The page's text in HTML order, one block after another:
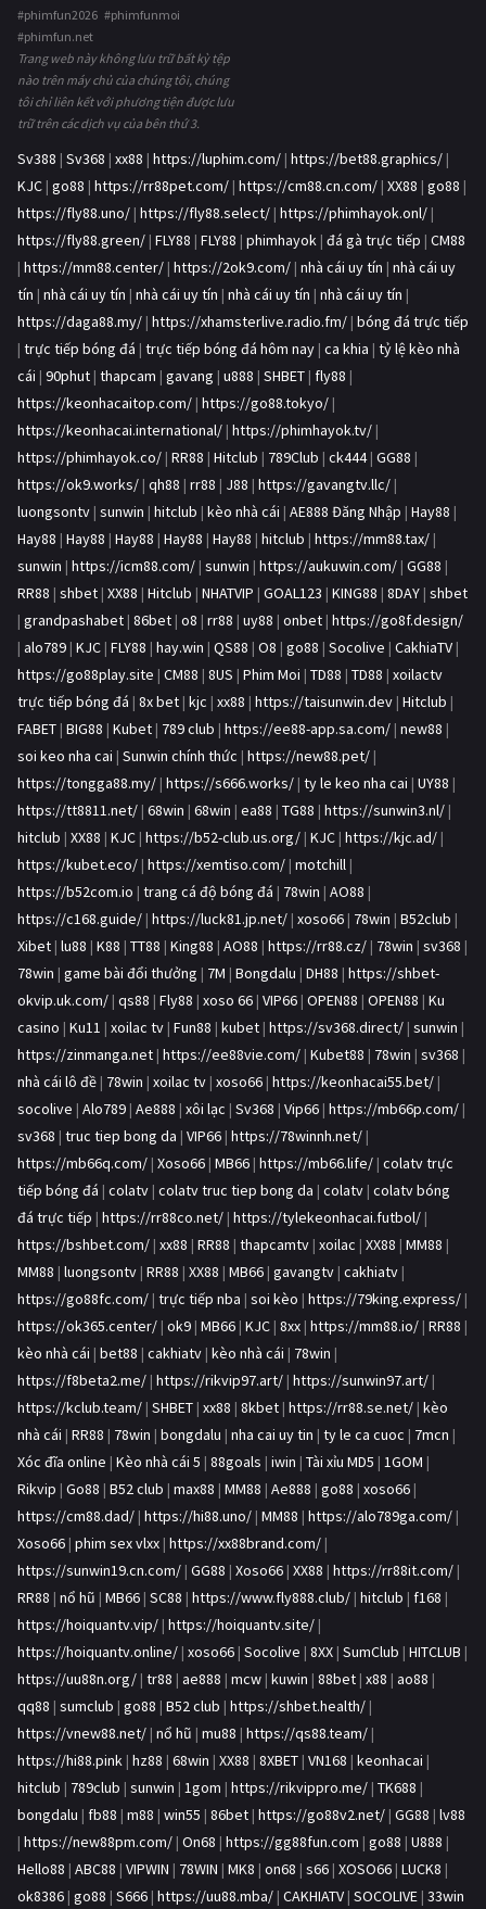
#phimfun2026 #phimfunmoi
#phimfun.net
Trang web này không lưu trữ bất kỳ tệp
nào trên máy chủ của chúng tôi, chúng
tôi chỉ liên kết với phương tiện được lưu
trữ trên các dịch vụ của bên thứ 3.
Sv388 | Sv368 | xx88 | https://luphim.com/ | https://bet88.graphics/ |
KJC | go88 | https://rr88pet.com/ | https://cm88.cn.com/ | XX88 | go88 |
https://fly88.uno/ | https://fly88.select/ | https://phimhayok.onl/ |
https://fly88.green/ | FLY88 | FLY88 | phimhayok | đá gà trực tiếp | CM88
| https://mm88.center/ | https://2ok9.com/ | nhà cái uy tín | nhà cái uy
tín | nhà cái uy tín | nhà cái uy tín | nhà cái uy tín | nhà cái uy tín |
https://daga88.my/ | https://xhamsterlive.radio.fm/ | bóng đá trực tiếp
| trực tiếp bóng đá | trực tiếp bóng đá hôm nay | ca khia | tỷ lệ kèo nhà
cái | 90phut | thapcam | gavang | u888 | SHBET | fly88 |
https://keonhacaitop.com/ | https://go88.tokyo/ |
https://keonhacai.international/ | https://phimhayok.tv/ |
https://phimhayok.co/ | RR88 | Hitclub | 789Club | ck444| GG88 |
https://ok9.works/ | qh88 | rr88 | J88 | https://gavangtv.llc/ |
luongsontv | sunwin | hitclub | kèo nhà cái | AE888 Đăng Nhập | Hay88 |
Hay88 | Hay88 | Hay88 | Hay88 | Hay88 | hitclub | https://mm88.tax/ |
sunwin | https://icm88.com/ | sunwin | https://aukuwin.com/ | GG88 |
RR88 | shbet | XX88 | Hitclub | NHATVIP | GOAL123 | KING88 | 8DAY | shbet
| grandpashabet | 86bet | o8 | rr88 | uy88 | onbet | https://go8f.design/
| alo789 | KJC | FLY88 | hay.win | QS88 | O8 | go88 | Socolive | CakhiaTV |
https://go88play.site | CM88 | 8US | Phim Moi | TD88 | TD88 | xoilactv
trực tiếp bóng đá | 8x bet | kjc | xx88 | https://taisunwin.dev | Hitclub |
FABET | BIG88 | Kubet | 789 club | https://ee88-app.sa.com/ | new88 |
soi keo nha cai | Sunwin chính thức | https://new88.pet/ |
https://tongga88.my/ | https://s666.works/ | ty le keo nha cai | UY88 |
https://tt8811.net/ | 68win | 68win | ea88 | TG88 | https://sunwin3.nl/ |
hitclub | XX88 | KJC | https://b52-club.us.org/ | KJC | https://kjc.ad/ |
https://kubet.eco/ | https://xemtiso.com/ | motchill |
https://b52com.io | trang cá độ bóng đá | 78win | AO88 |
https://c168.guide/ | https://luck81.jp.net/ | xoso66 | 78win | B52club |
Xibet | lu88 | K88 | TT88 | King88 | AO88 | https://rr88.cz/ | 78win | sv368 |
78win | game bài đổi thưởng | 7M | Bongdalu | DH88 | https://shbet-
okvip.uk.com/ | qs88 | Fly88 | xoso 66 | VIP66 | OPEN88 | OPEN88 | Ku
casino | Ku11 | xoilac tv | Fun88 | kubet | https://sv368.direct/ | sunwin |
https://zinmanga.net | https://ee88vie.com/ | Kubet88 | 78win | sv368 |
nhà cái lô đề | 78win | xoilac tv | xoso66 | https://keonhacai55.bet/ |
socolive | Alo789 | Ae888 | xôi lạc | Sv368 | Vip66 | https://mb66p.com/ |
sv368 | truc tiep bong da | VIP66 | https://78winnh.net/ |
https://mb66q.com/ | Xoso66 | MB66 | https://mb66.life/ | colatv trực
tiếp bóng đá | colatv | colatv truc tiep bong da | colatv | colatv bóng
đá trực tiếp | https://rr88co.net/ | https://tylekeonhacai.futbol/ |
https://bshbet.com/ | xx88 | RR88 | thapcamtv | xoilac | XX88 | MM88 |
MM88 | luongsontv | RR88 | XX88 | MB66 | gavangtv | cakhiatv |
https://go88fc.com/ | trực tiếp nba | soi kèo | https://79king.express/ |
https://ok365.center/ | ok9 | MB66 | KJC | 8xx | https://mm88.io/ | RR88 |
kèo nhà cái | bet88 | cakhiatv | kèo nhà cái | 78win |
https://f8beta2.me/ | https://rikvip97.art/ | https://sunwin97.art/ |
https://kclub.team/ | SHBET | xx88 | 8kbet | https://rr88.se.net/ | kèo
nhà cái | RR88 | 78win | bongdalu | nha cai uy tin | ty le ca cuoc | 7mcn |
Xóc đĩa online | Kèo nhà cái 5 | 88goals | iwin | Tài xỉu MD5 | 1GOM |
Rikvip | Go88 | B52 club | max88 | MM88 | Ae888 | go88 | xoso66 |
https://cm88.dad/ | https://hi88.uno/ | MM88 | https://alo789ga.com/ |
Xoso66 | phim sex vlxx | https://xx88brand.com/ |
https://sunwin19.cn.com/ | GG88 | Xoso66 | XX88 | https://rr88it.com/ |
RR88 | nổ hũ | MB66 | SC88 | https://www.fly888.club/ | hitclub | f168 |
https://hoiquantv.vip/ | https://hoiquantv.site/ |
https://hoiquantv.online/ | xoso66 | Socolive | 8XX | SumClub | HITCLUB |
https://uu88n.org/ | tr88 | ae888 | mcw | kuwin | 88bet | x88 | ao88 |
qq88 | sumclub | go88 | B52 club | https://shbet.health/ |
https://vnew88.net/ | nổ hũ | mu88 | https://qs88.team/ |
https://hi88.pink | hz88 | 68win | XX88 | 8XBET | VN168 | keonhacai |
hitclub | 789club | sunwin | 1gom | https://rikvippro.me/ | TK688 |
bongdalu | fb88 | m88 | win55 | 86bet | https://go88v2.net/ | GG88 | lv88
| https://new88pm.com/ | On68 | https://gg88fun.com | go88 | U888 |
Hello88 | ABC88 | VIPWIN | 78WIN | MK8 | on68 | s66 | XOSO66 | LUCK8 |
ok8386 | go88 | S666 | https://uu88.mba/ | CAKHIATV | SOCOLIVE | 33win